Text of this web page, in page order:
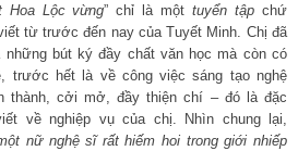
Hoa Lộc vừng” chỉ là mộttuyển tập chứ
từ trước đến nay của Tuyết Minh. Chị đã
những bút ký đầy chất văn học mà còn có
trước hết là về công việc sáng tạo nghệ
thành, cởi mở, đầy thiện chí – đó là đặc
về nghiệp vụ của chị. Nhìn chung lại,
nữ nghệ sĩ rất hiếm hoi trong giới nhiếp